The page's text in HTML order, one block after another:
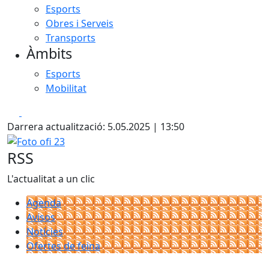
Esports
Obres i Serveis
Transports
Àmbits
Esports
Mobilitat
Darrera actualització: 5.05.2025 | 13:50
Foto ofi 23
RSS
L'actualitat a un clic
Agenda
Avisos
Notícies
Ofertes de feina